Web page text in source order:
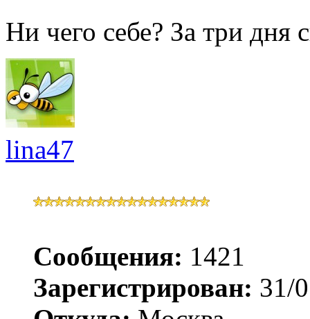
Ни чего себе? За три дня
lina47
Сообщения: 1421
Зарегистрирован: 31/